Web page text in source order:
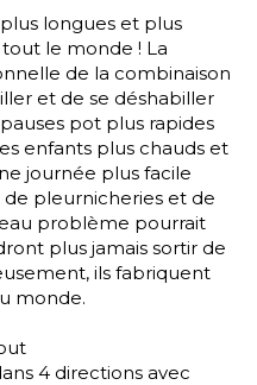
longues et plus
tout le monde ! La
de la combinaison
et de se déshabiller
pot plus rapides
enfants plus chauds et
journée plus facile
pleurnicheries et de
problème pourrait
plus jamais sortir de
ils fabriquent
monde.
4 directions avec